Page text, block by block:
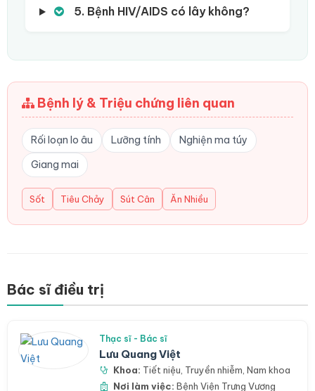
5. Bệnh HIV/AIDS có lây không?
Bệnh lý & Triệu chứng liên quan
Rối loạn lo âu Lưỡng tính
Nghiện ma túy
Giang mai
Sốt Tiêu Chảy Sút Cân Ăn Nhiều
Bác sĩ điều trị
Thạc sĩ - Bác sĩ
Lưu Quang Việt
Khoa: Tiết niệu Truyền nhiễm Nam khoa
Nơi làm việc: Bệnh Viện Trưng Vương